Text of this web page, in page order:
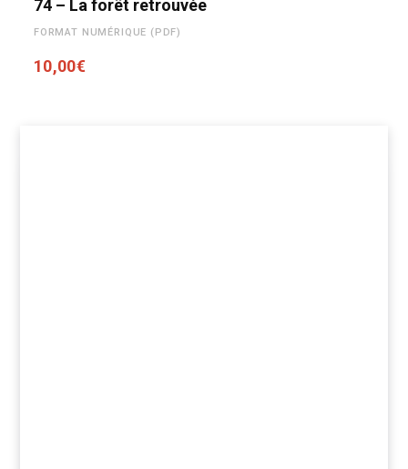
74 – La forêt retrouvée
FORMAT NUMÉRIQUE (PDF)
10,00€